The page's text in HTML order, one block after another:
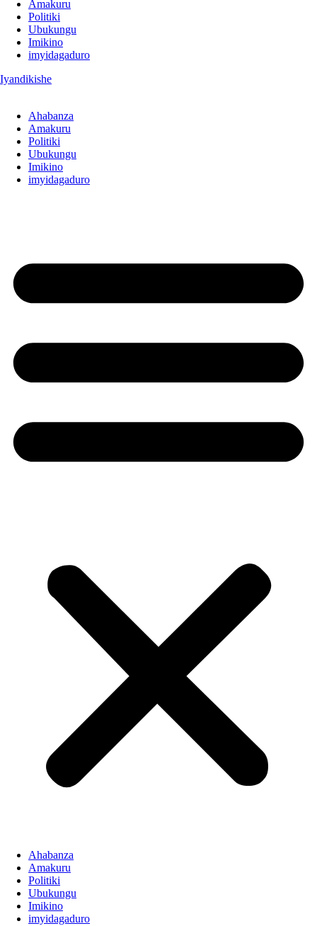
Amakuru
Politiki
Ubukungu
Imikino
imyidagaduro
Iyandikishe
Ahabanza
Amakuru
Politiki
Ubukungu
Imikino
imyidagaduro
Ahabanza
Amakuru
Politiki
Ubukungu
Imikino
imyidagaduro